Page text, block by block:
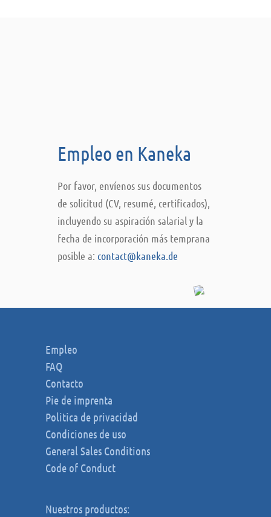
Empleo en Kaneka
Por favor, envíenos sus documentos
de solicitud (CV, resumé, certificados),
incluyendo su aspiración salarial y la
fecha de incorporación más temprana
posible a:contact@kaneka.de
Empleo
FAQ
Contacto
Pie de imprenta
Politica de privacidad
Condiciones de uso
General Sales Conditions
Code of Conduct
Nuestros productos: